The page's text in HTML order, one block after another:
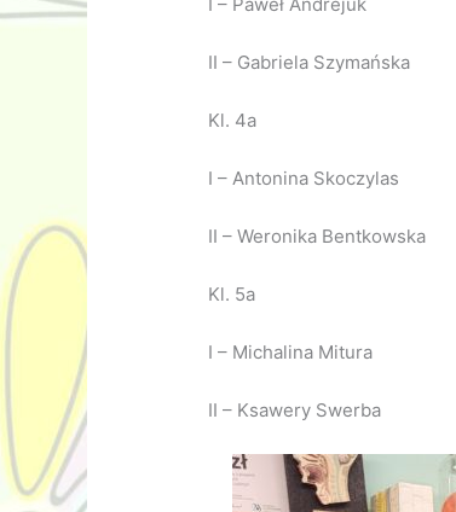
II – Gabriela Szymańska
Kl. 4a
I – Antonina Skoczylas
II – Weronika Bentkowska
Kl. 5a
I – Michalina Mitura
II – Ksawery Swerba